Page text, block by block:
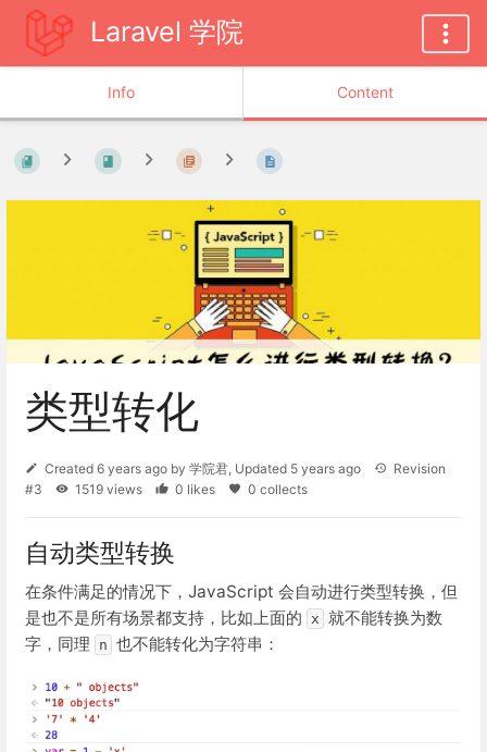
Laravel 学院
Info Content
类型转化
Created 6 years ago by 学院君, Updated 5 years ago
Revision
#3
1519 views 0 likes 0 collects
自动类型转换
在条件满足的情况下，JavaScript 会自动进行类型转换，但
是也不是所有场景都支持，比如上面的 x 就不能转换为数
字，同理
n 也不能转化为字符串：